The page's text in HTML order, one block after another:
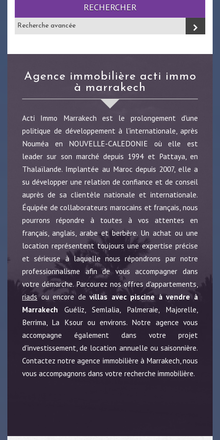
RECHERCHER
Recherche avancée
agence immobilière acti immo
à marrakech
Acti Immo Marrakech est le prolongement d'une
politique de développement à l'internationale, après
Nouméa en NOUVELLE-CALEDONIE où elle est
leader sur son marché depuis 1994 et Pattaya, en
Thalaïlande. Implantée au Maroc depuis 2007, elle a
su développer une relation de confiance et de conseil
auprès de sa clientèle nationale et internationale.
Équipée de collaborateurs marocains et français, nous
pourrons répondre à toutes à vos attentes en
français, anglais, arabe et berbère. Un achat ou une
location représentent toujours une expertise précise
et sérieuse à laquelle nous répondrons par notre
professionnalisme afin de vous accompagner dans
votre démarche. Parcourez nos offres d'appartements,
riads ou encore devillas avec piscine à vendre à
Marrakech Guéliz, Semlalia, Palmeraie, Majorelle,
Berrima, La Ksour ou environs. Notre agence vous
accompagne également dans votre projet
d'investissement, de location annuelle ou saisonnière.
Contactez notre agence immobilière à Marrakech, nous
vous accompagnons dans votre recherche immobilière.